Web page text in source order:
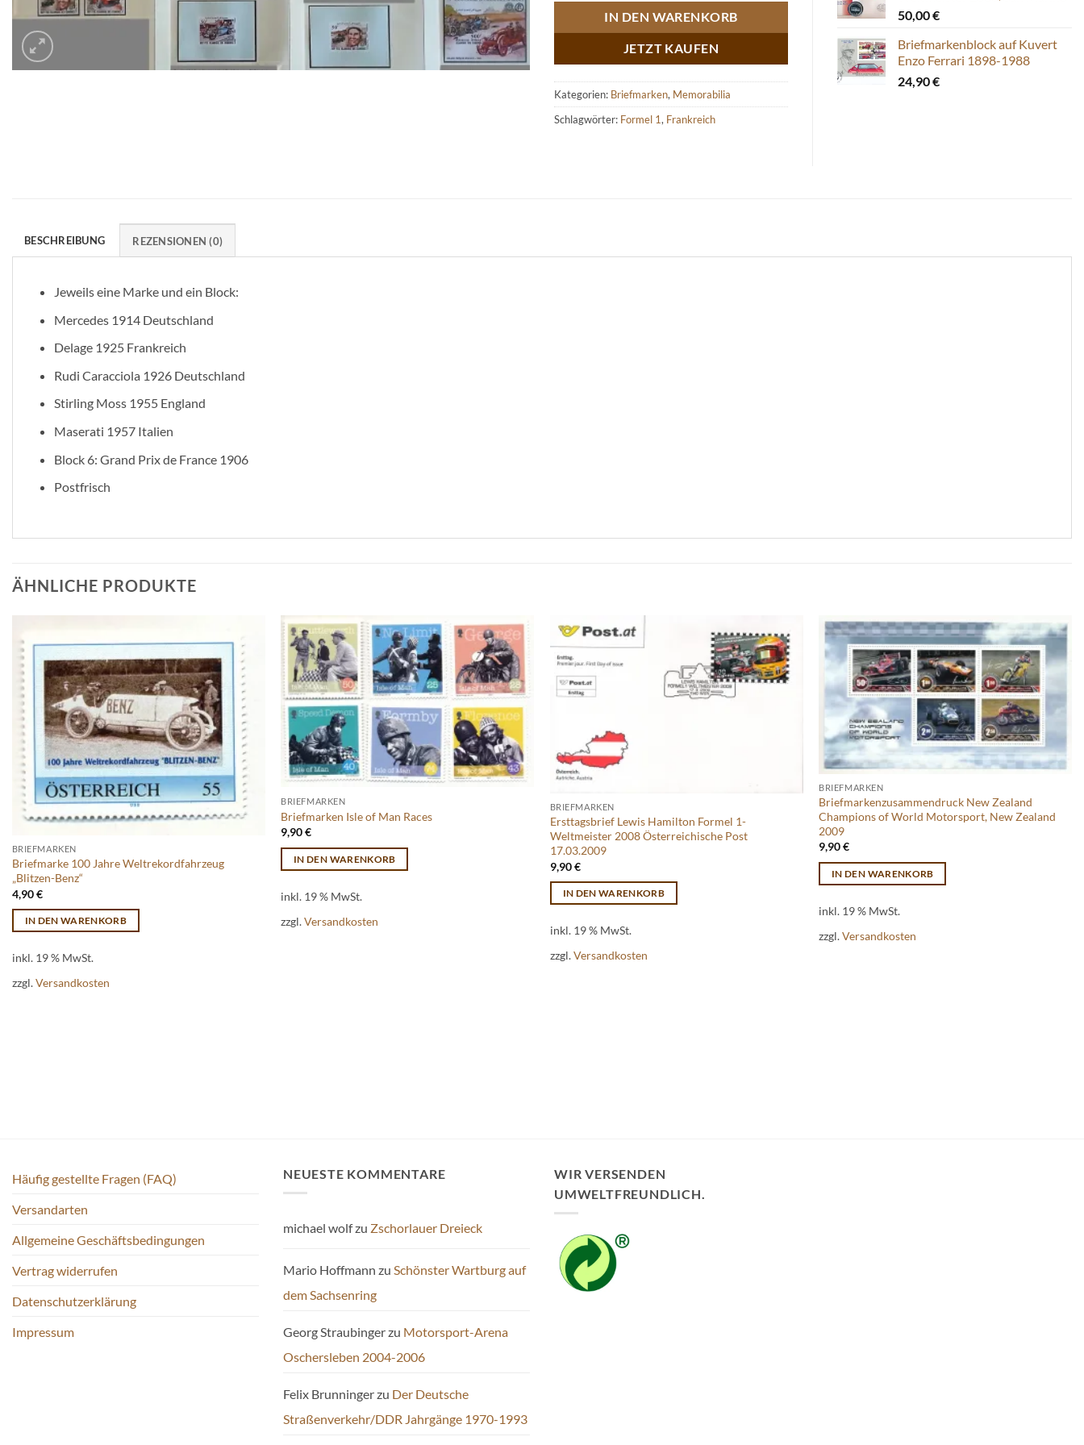
IN DEN WARENKORB
JETZT KAUFEN
Kategorien: Briefmarken, Memorabilia
Schlagwörter: Formel 1, Frankreich
50,00€
Briefmarkenblock auf Kuvert
Enzo Ferrari 1898-1988
24,90€
BESCHREIBUNG REZENSIONEN (0)
Jeweils eine Marke und ein Block:
Mercedes 1914 Deutschland
Delage 1925 Frankreich
Rudi Caracciola 1926 Deutschland
Stirling Moss 1955 England
Maserati 1957 Italien
Block 6: Grand Prix de France 1906
Postfrisch
ÄHNLICHE PRODUKTE
BRIEFMARKEN
Briefmarke 100 Jahre Weltrekordfahrzeug
„Blitzen-Benz“
4,90€
IN DEN WARENKORB
inkl. 19 % MwSt.
zzgl.Versandkosten
BRIEFMARKEN
Briefmarken Isle of Man Races
9,90€
IN DEN WARENKORB
inkl. 19 % MwSt.
zzgl.Versandkosten
BRIEFMARKEN
Ersttagsbrief Lewis Hamilton Formel 1-
Weltmeister 2008 Österreichische Post
17.03.2009
9,90€
IN DEN WARENKORB
inkl. 19 % MwSt.
zzgl.Versandkosten
BRIEFMARKEN
Briefmarkenzusammendruck New Zealand
Champions of World Motorsport, New Zealand
2009
9,90€
IN DEN WARENKORB
inkl. 19 % MwSt.
zzgl.Versandkosten
Häufig gestellte Fragen (FAQ)
Versandarten
Allgemeine Geschäftsbedingungen
Vertrag widerrufen
Datenschutzerklärung
Impressum
NEUESTE KOMMENTARE
michael wolfzu Zschorlauer Dreieck
Mario Hoffmann zu Schönster Wartburg auf
dem Sachsenring
Georg Straubingerzu Motorsport-Arena
Oschersleben 2004-2006
Felix Brunningerzu Der Deutsche
Straßenverkehr/DDR Jahrgänge 1970-1993
WIR VERSENDEN
UMWELTFREUNDLICH.